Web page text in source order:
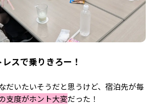
スで乗りきろー！
だいたいそうだと思うけど、宿泊先が毎
支度がホント大変だった！